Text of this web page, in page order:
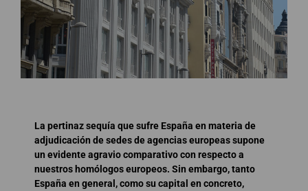
La pertinaz sequía que sufre España en materia de
adjudicación de sedes de agencias europeas supone
un evidente agravio comparativo con respecto a
nuestros homólogos europeos. Sin embargo, tanto
España en general, como su capital en concreto,